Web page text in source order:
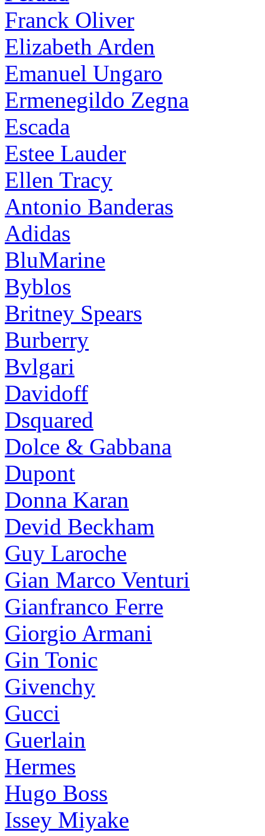
Franck Oliver
Elizabeth Arden
Emanuel Ungaro
Ermenegildo Zegna
Escada
Estee Lauder
Ellen Tracy
Antonio Banderas
Adidas
BluMarine
Byblos
Britney Spears
Burberry
Bvlgari
Davidoff
Dsquared
Dolce & Gabbana
Dupont
Donna Karan
Devid Beckham
Guy Laroche
Gian Marco Venturi
Gianfranco Ferre
Giorgio Armani
Gin Tonic
Givenchy
Gucci
Guerlain
Hermes
Hugo Boss
Issey Miyake